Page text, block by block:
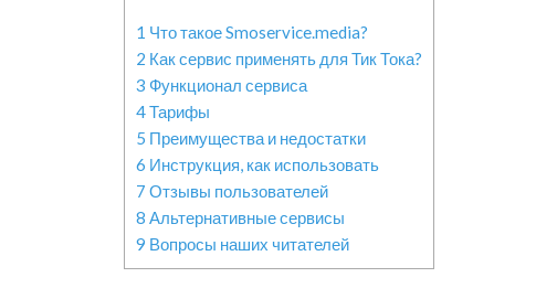
1 Что такое Smoservice.media?
2 Как сервис применять для Тик Тока?
3 Функционал сервиса
4Тарифы
5 Преимущества и недостатки
6 Инструкция, как использовать
7 Отзывы пользователей
8 Альтернативные сервисы
9 Вопросы наших читателей